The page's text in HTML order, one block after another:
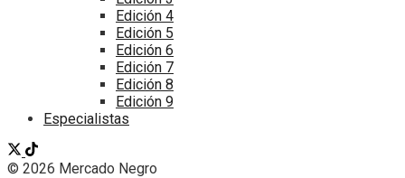
Edición 4
Edición 5
Edición 6
Edición 7
Edición 8
Edición 9
Especialistas
© 2026 Mercado Negro